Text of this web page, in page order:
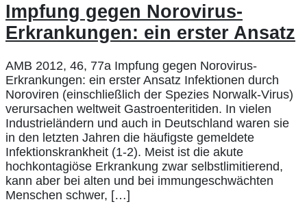
Impfung gegen Norovirus-
Erkrankungen: ein erster Ansatz
AMB 2012, 46, 77a Impfung gegen Norovirus-
Erkrankungen: ein erster Ansatz Infektionen durch
Noroviren (einschließlich der Spezies Norwalk-Virus)
verursachen weltweit Gastroenteritiden. In vielen
Industrieländern und auch in Deutschland waren sie
in den letzten Jahren die häufigste gemeldete
Infektionskrankheit (1-2). Meist ist die akute
hochkontagiöse Erkrankung zwar selbstlimitierend,
kann aber bei alten und bei immungeschwächten
Menschen schwer, […]